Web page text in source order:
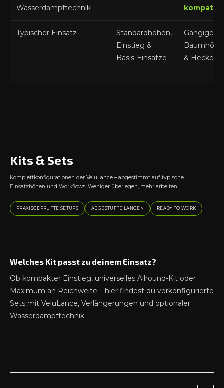
Wasserdampftechnik
Typischer Einsatz
Standardhöhen,
Einstieg &
Basis-Einsätze
Gängige
& Hecken
Kits & Sets
Komplettkonfigurationen der VeluLance – abgestimmt auf typische
Einsatzhöhen und Workflows. Weniger überlegen, mehr arbeiten.
PRAXISGEPRÜFTE SETUPS ABGESTUFTE LÄNGEN READY TO WORK
Welches Kit passt zu deinem Einsatz?
Ob kompakter Einstieg, universelles Allround-Kit oder
Maximum an Reichweite – hier findest du vorkonfigurierte
Sets mit VeluLance, Verlängerungen und optionaler
Wasserdampftechnik.